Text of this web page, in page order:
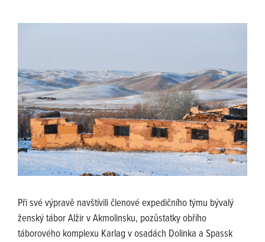
Při své výpravě navštívili členové expedičního týmu bývalý
ženský tábor Alžir v Akmolinsku, pozůstatky obřího
táborového komplexu Karlag v osadách Dolinka a Spassk